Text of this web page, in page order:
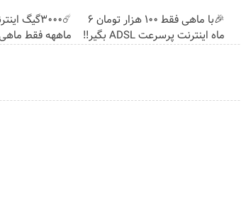
🎉با ماهی فقط 100 هزار تومان 6
ماه اینترنت پرسرعت ADSL بگیر!!
ماههه فقط ماهی